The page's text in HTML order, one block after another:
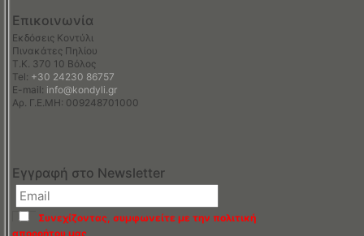
Επικοινωνία
Εκδόσεις Κοντύλι
Πινακάτες Πηλίου
Τ.Κ. 370 10 Βόλος
Tel: +30 24230 86757
E-mail: info@kondyli.gr
Αρ. Γ.Ε.ΜΗ: 009248701000
Εγγραφή στο Newsletter
Συνεχίζοντας, συμφωνείτε με την πολιτική
απορρήτου μας